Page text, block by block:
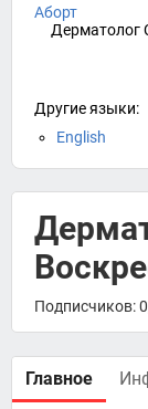
Аборт
Дерматолог
Другие языки:
English
Подписчиков:
Главное